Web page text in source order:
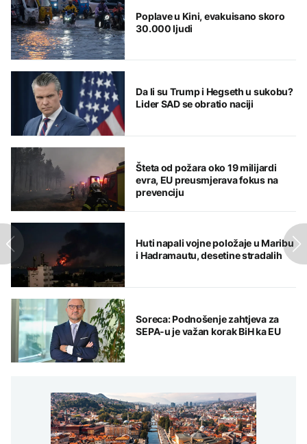
Poplave u Kini, evakuisano skoro
30.000 ljudi
Da li su Trump i Hegseth u sukobu?
Lider SAD se obratio naciji
Šteta od požara oko 19 milijardi
evra, EU preusmjerava fokus na
prevenciju
Huti napali vojne položaje u Maribu
i Hadramautu, desetine stradalih
Soreca: Podnošenje zahtjeva za
SEPA-u je važan korak BiH ka EU